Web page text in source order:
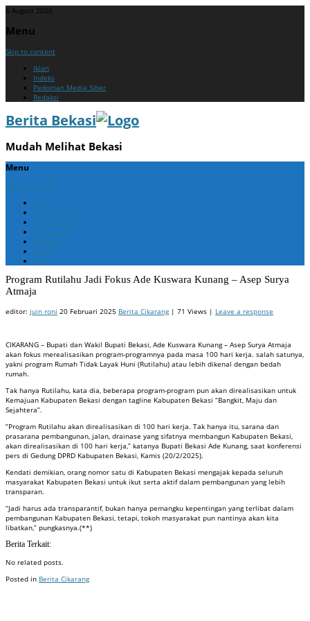
6 August 2026
Menu
Skip to content
Iklan
Indeks
Pedoman Media Siber
Redaksi
Berita Bekasi
Mudah Melihat Bekasi
Menu
Skip to content
Home
Berita Bekasi
Berita Cikarang
Berita Jabar
Nasional
Politik
ADV
Program Rutilahu Jadi Fokus Ade Kuswara Kunang – Asep Surya
Atmaja
editor: juin roni 20 Februari 2025 Berita Cikarang| 71 Views | Leave a response
CIKARANG – Bupati dan Wakil Bupati Bekasi, Ade Kuswara Kunang – Asep Surya Atmaja
akan fokus merealisasikan program-programnya pada masa 100 hari kerja. salah satunya,
yakni program Rumah Tidak Layak Huni (Rutilahu) atau lebih dikenal dengan bedah
rumah.
Tak hanya Rutilahu, kata dia, beberapa program-program pun akan direalisasikan untuk
Kemajuan Kabupaten Bekasi dengan tagline Kabupaten Bekasi “Bangkit, Maju dan
Sejahtera”.
“Program Rutilahu akan direalisasikan di 100 hari kerja. Tak hanya itu, sarana dan
prasarana pembangunan, jalan, drainase yang sifatnya membangun Kabupaten Bekasi,
akan direalisasikan di 100 hari kerja,” katanya Bupati Bekasi Ade Kunang, saat konferensi
pers di Gedung DPRD Kabupaten Bekasi, Kamis (20/2/2025).
Kendati demikian, orang nomor satu di Kabupaten Bekasi mengajak kepada seluruh
masyarakat Kabupaten Bekasi untuk ikut serta aktif dalam pembangunan yang lebih
transparan.
“Jadi harus ada transparantif, bukan hanya pemangku kepentingan yang terlibat dalam
pembangunan Kabupaten Bekasi, tetapi, tokoh masyarakat pun nantinya akan kita
libatkan,” pungkasnya.(**)
Berita Terkait:
No related posts.
Posted in Berita Cikarang